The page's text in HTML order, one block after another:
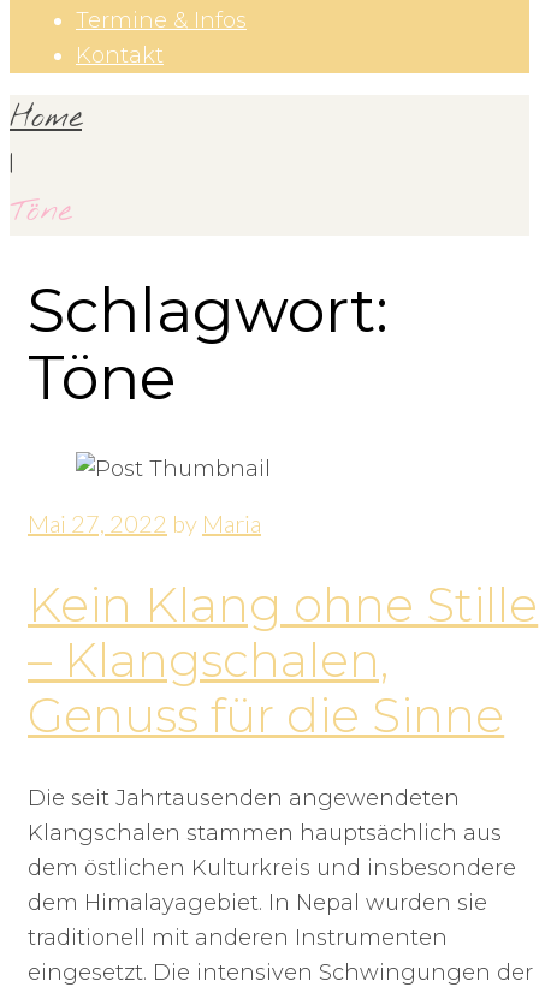
Termine & Infos
Kontakt
Home
|
Töne
Schlagwort:
Töne
Mai 27, 2022 by Maria
Kein Klang ohne Stille
– Klangschalen,
Genuss für die Sinne
Die seit Jahrtausenden angewendeten
Klangschalen stammen hauptsächlich aus
dem östlichen Kulturkreis und insbesondere
dem Himalayagebiet. In Nepal wurden sie
traditionell mit anderen Instrumenten
eingesetzt. Die intensiven Schwingungen der